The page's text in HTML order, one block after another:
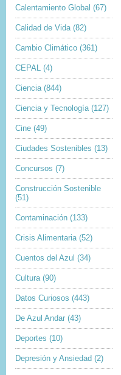
Calentamiento Global (67)
Calidad de Vida (82)
Cambio Climático (361)
CEPAL (4)
Ciencia (844)
Ciencia y Tecnología (127)
Cine (49)
Ciudades Sostenibles (13)
Concursos (7)
Construcción Sostenible
(51)
Contaminación (133)
Crisis Alimentaria (52)
Cuentos del Azul (34)
Cultura (90)
Datos Curiosos (443)
De Azul Andar (43)
Deportes (10)
Depresión y Ansiedad (2)